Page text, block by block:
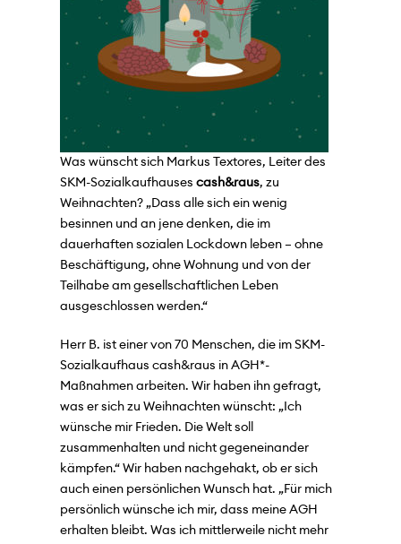
Was wünscht sich Markus Textores, Leiter des
SKM-Sozialkaufhauses cash&raus, zu
Weihnachten? „Dass alle sich ein wenig
besinnen und an jene denken, die im
dauerhaften sozialen Lockdown leben – ohne
Beschäftigung, ohne Wohnung und von der
Teilhabe am gesellschaftlichen Leben
ausgeschlossen werden.“
Herr B. ist einer von 70 Menschen, die im SKM-
Sozialkaufhaus cash&raus in AGH*-
Maßnahmen arbeiten. Wir haben ihn gefragt,
was er sich zu Weihnachten wünscht: „Ich
wünsche mir Frieden. Die Welt soll
zusammenhalten und nicht gegeneinander
kämpfen.“ Wir haben nachgehakt, ob er sich
auch einen persönlichen Wunsch hat. „Für mich
persönlich wünsche ich mir, dass meine AGH
erhalten bleibt. Was ich mittlerweile nicht mehr